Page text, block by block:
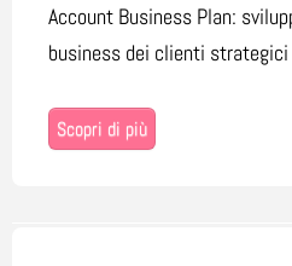
Account Business Plan:
business dei clienti strategici
Scopri di più